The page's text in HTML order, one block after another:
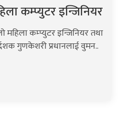
कम्प्युटर इन्जिनियर
महिला कम्प्युटर इन्जिनियर तथा
गुणकेशरी प्रधानलाई वुमन..